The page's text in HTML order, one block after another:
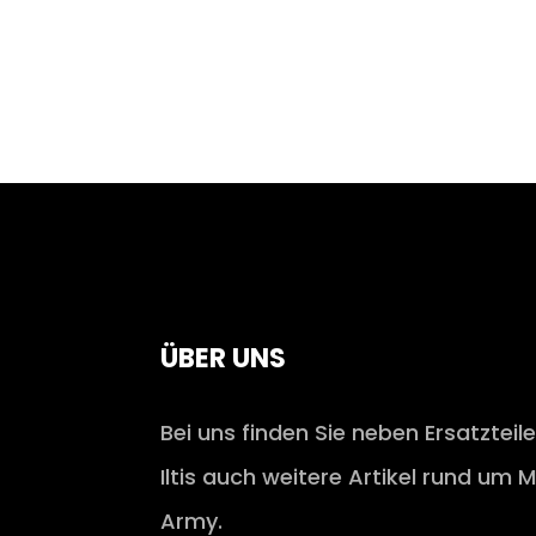
ÜBER UNS
Bei uns finden Sie neben
Iltis auch weitere Artikel rund um
Army.